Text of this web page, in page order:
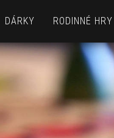
DÁRKY RODINNÉ HRY